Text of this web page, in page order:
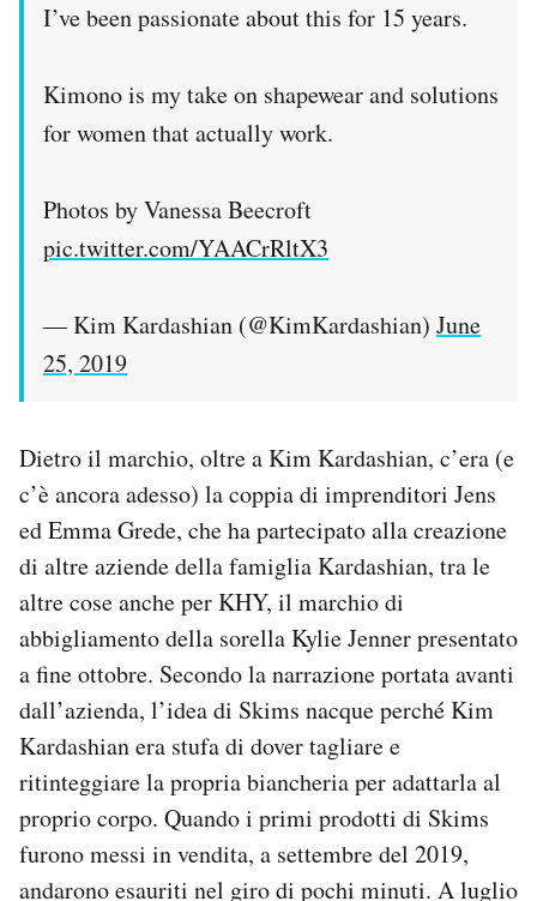
I’ve been passionate about this for 15 years.
Kimono is my take on shapewear and solutions
for women that actually work.
Photos by Vanessa Beecroft
pic.twitter.com/YAACrRltX3
— Kim Kardashian (@KimKardashian) June
25, 2019
Dietro il marchio, oltre a Kim Kardashian, c’era (e
c’è ancora adesso) la coppia di imprenditori Jens
ed Emma Grede, che ha partecipato alla creazione
di altre aziende della famiglia Kardashian, tra le
altre cose anche per KHY, il marchio di
abbigliamento della sorella Kylie Jenner presentato
a fine ottobre. Secondo la narrazione portata avanti
dall’azienda, l’idea di Skims nacque perché Kim
Kardashian era stufa di dover tagliare e
ritinteggiare la propria biancheria per adattarla al
proprio corpo. Quando i primi prodotti di Skims
furono messi in vendita, a settembre del 2019,
andarono esauriti nel giro di pochi minuti. A luglio